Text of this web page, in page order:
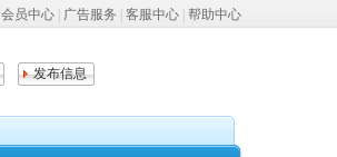
会员中心 广告服务 客服中心 帮助中心
发布信息